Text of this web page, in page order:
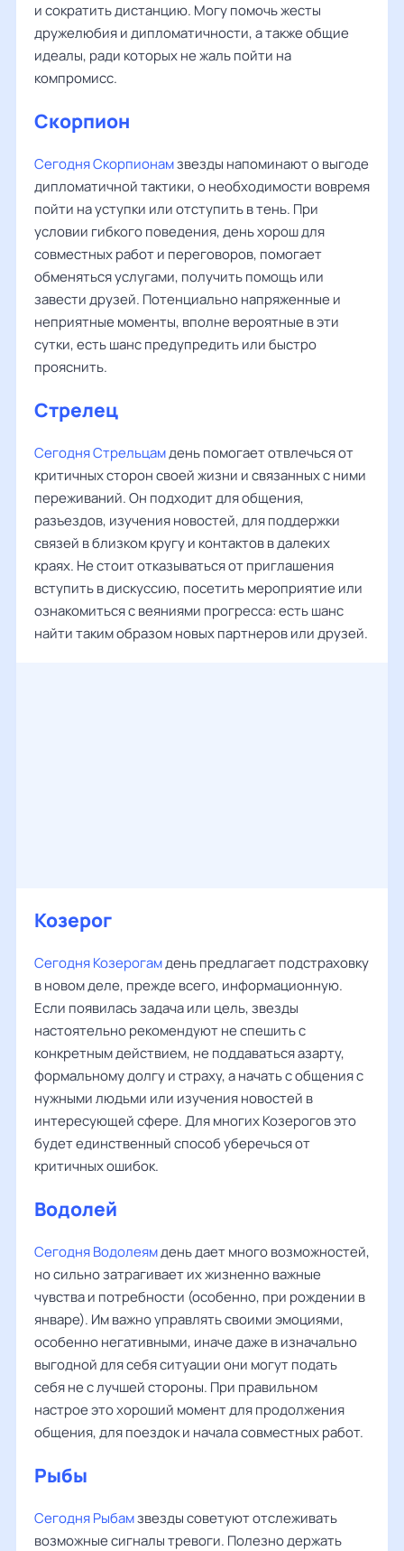
и сократить дистанцию. Могу помочь жесты
дружелюбия и дипломатичности, а также общие
идеалы, ради которых не жаль пойти на
компромисс.
Скорпион
Сегодня Скорпионамзвезды напоминают о выгоде
дипломатичной тактики, о необходимости вовремя
пойти на уступки или отступить в тень. При
условии гибкого поведения, день хорош для
совместных работ и переговоров, помогает
обменяться услугами, получить помощь или
завести друзей. Потенциально напряженные и
неприятные моменты, вполне вероятные в эти
сутки, есть шанс предупредить или быстро
прояснить.
Стрелец
Сегодня Стрельцамдень помогает отвлечься от
критичных сторон своей жизни и связанных с ними
переживаний. Он подходит для общения,
разъездов, изучения новостей, для поддержки
связей в близком кругу и контактов в далеких
краях. Не стоит отказываться от приглашения
вступить в дискуссию, посетить мероприятие или
ознакомиться с веяниями прогресса: есть шанс
найти таким образом новых партнеров или друзей.
Козерог
Сегодня Козерогамдень предлагает подстраховку
в новом деле, прежде всего, информационную.
Если появилась задача или цель, звезды
настоятельно рекомендуют не спешить с
конкретным действием, не поддаваться азарту,
формальному долгу и страху, а начать с общения с
нужными людьми или изучения новостей в
интересующей сфере. Для многих Козерогов это
будет единственный способ уберечься от
критичных ошибок.
Водолей
Сегодня Водолеямдень дает много возможностей,
но сильно затрагивает их жизненно важные
чувства и потребности (особенно, при рождении в
январе). Им важно управлять своими эмоциями,
особенно негативными, иначе даже в изначально
выгодной для себя ситуации они могут подать
себя не с лучшей стороны. При правильном
настрое это хороший момент для продолжения
общения, для поездок и начала совместных работ.
Рыбы
Сегодня Рыбамзвезды советуют отслеживать
возможные сигналы тревоги. Полезно держать